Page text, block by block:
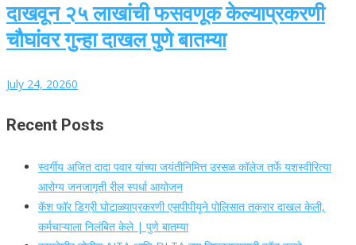
दाखवून २५ लाखांची फसवणूक केल्याप्रकरणी
चौघांवर गुन्हा दाखल पुणे बातम्या
July 24, 20260
Recent Posts
स्वर्गीय अजित दादा पवार यांच्या जयंतीनिमित्त उरसळ कॉलेज तर्फे यशस्वीरित्या
आरोग्य जनजागृती रील स्पर्धा आयोजन
कॅश फॉर डिग्री घोटाळ्याप्रकरणी एसपीपीयूने पोलिसात तक्रार दाखल केली,
कर्मचाऱ्याला निलंबित केले | पुणे बातम्या